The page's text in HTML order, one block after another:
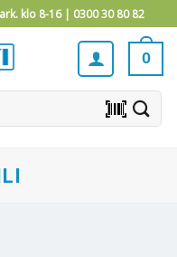
klo 8-16 | 0300 30 80 82
0
barcode_scanner